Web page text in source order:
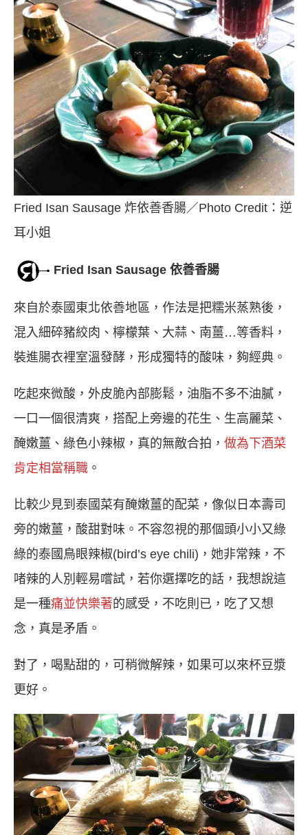
Fried Isan Sausage 炸依善香腸／Photo Credit：逆
耳小姐
Fried Isan Sausage 依善香腸
來自於泰國東北依善地區，作法是把糯米蒸熟後，
混入細碎豬絞肉、檸檬葉、大蒜、南薑…等香料，
裝進腸衣裡室溫發酵，形成獨特的酸味，夠經典。
吃起來微酸，外皮脆內部膨鬆，油脂不多不油膩，
一口一個很清爽，搭配上旁邊的花生、生高麗菜、
醃嫩薑、綠色小辣椒，真的無敵合拍， 做為下酒菜
肯定相當稱職 。
比較少見到泰國菜有醃嫩薑的配菜，像似日本壽司
旁的嫩薑，酸甜對味。不容忽視的那個頭小小又綠
綠的泰國鳥眼辣椒(bird’s eye chili)，她非常辣，不
啫辣的人別輕易嚐試，若你選擇吃的話，我想說這
是一種痛並快樂著的感受，不吃則已，吃了又想
念，真是矛盾。
對了，喝點甜的，可稍微解辣，如果可以來杯豆漿
更好。